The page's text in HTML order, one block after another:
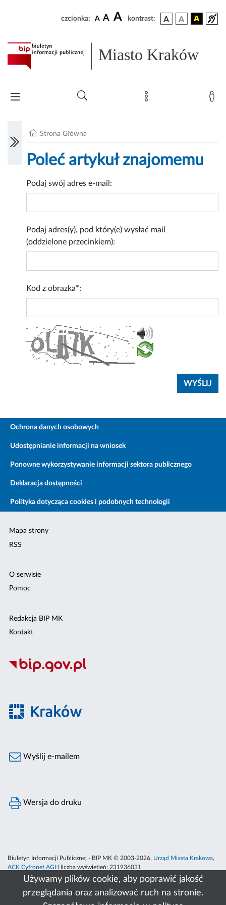
Używamy plików cookie, aby poprawić jakość
przeglądania oraz analizować ruch na stronie.
czcionka: A A A kontrast:
Miasto Kraków
Strona Główna
Poleć artykuł znajomemu
Podaj swój adres e-mail:
Podaj adres(y), pod który(e) wysłać mail
(oddzielone przecinkiem):
Kod z obrazka*:
Ochrona danych osobowych
Udostępnianie informacji na wniosek
Ponowne wykorzystywanie informacji sektora publicznego
Deklaracja dostępności
Polityka dotycząca cookies i podobnych technologii
Mapa strony
RSS
O serwisie
Pomoc
Redakcja BIP MK
Kontakt
Wyślij e-mailem
Wersja do druku
Biuletyn Informacji Publicznej - BIP MK © 2003-2026, Urząd Miasta Krakowa,
ACK Cyfronet AGH
liczba wyświetleń: 231936031